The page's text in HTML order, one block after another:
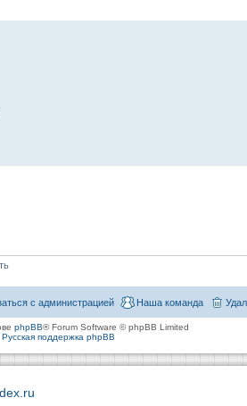
Наша команда
с администрацией
phpBB® Forum Software © phpBB Limited
Русская поддержка phpBB